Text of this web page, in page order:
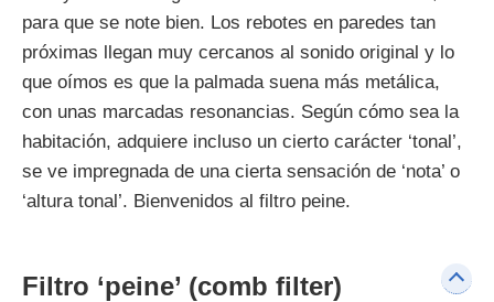
para que se note bien. Los rebotes en paredes tan
próximas llegan muy cercanos al sonido original y lo
que oímos es que la palmada suena más metálica,
con unas marcadas resonancias. Según cómo sea la
habitación, adquiere incluso un cierto carácter ‘tonal’,
se ve impregnada de una cierta sensación de ‘nota’ o
‘altura tonal’. Bienvenidos al filtro peine.
Filtro ‘peine’ (comb filter)